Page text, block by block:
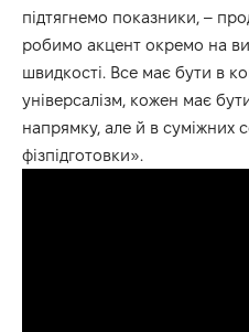
підтягнемо показники, –
робимо акцент окремо на
швидкості. Все має бути в
універсалізм, кожен має
напрямку, але й в суміжних
фізпідготовки».